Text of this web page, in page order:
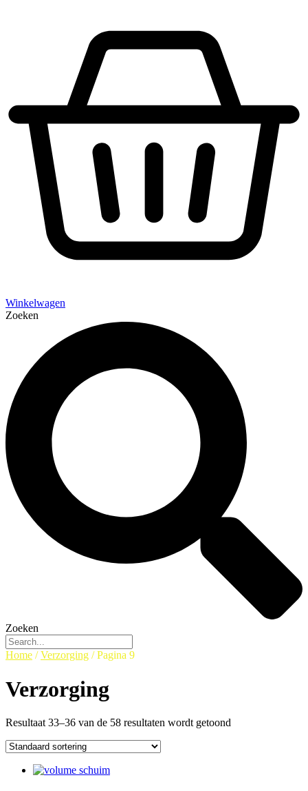
Winkelwagen
Zoeken
Zoeken
Home /Verzorging / Pagina 9
Verzorging
Resultaat 33–36 van de 58 resultaten wordt getoond